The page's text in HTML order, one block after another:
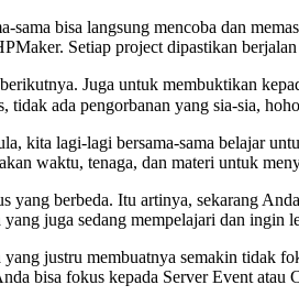
bisa langsung mencoba dan
Setiap project dipastikan
Juga untuk membuktikan
tidak ada pengorbanan yang sia-sia,
kita lagi-lagi bersama-sama belajar
waktu, tenaga, dan materi untuk
berbeda. Itu artinya, sekarang
juga sedang mempelajari dan
justru membuatnya semakin tidak
bisa fokus kepada Server Event